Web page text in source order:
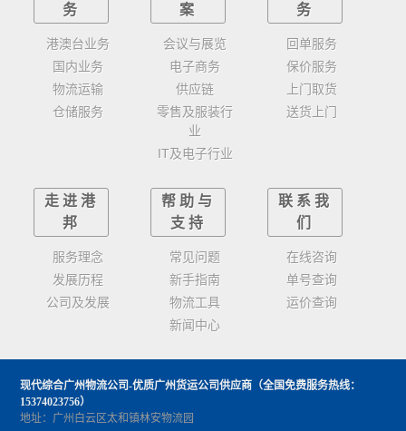
务
港澳台业务
国内业务
物流运输
仓储服务
案
会议与展览
电子商务
供应链
零售及服装行
业
IT及电子行业
务
回单服务
保价服务
上门取货
送货上门
走进港
邦
服务理念
发展历程
公司及发展
帮助与
支持
常见问题
新手指南
物流工具
新闻中心
联系我
们
在线咨询
单号查询
运价查询
现代综合广州物流公司-优质广州货运公司供应商 （全国免费服务热线：
15374023756）
地址：广州白云区太和镇林安物流园